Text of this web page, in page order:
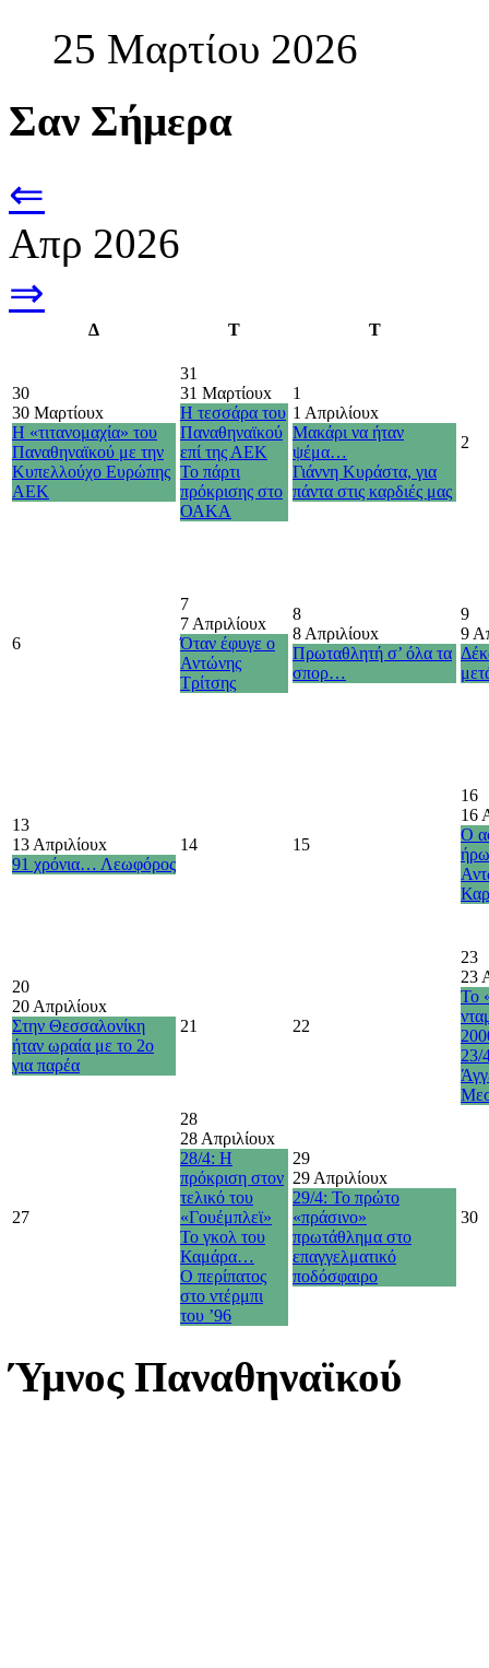
25 Μαρτίου 2026
Σαν Σήμερα
⇐
Απρ 2026
⇒
Δ Τ Τ
30
30 Μαρτίουx
Η «τιτανομαχία» του
Παναθηναϊκού με την
Κυπελλούχο Ευρώπης
ΑΕΚ
31
31 Μαρτίουx
Η τεσσάρα του
Παναθηναϊκού
επί της ΑΕΚ
Το πάρτι
πρόκρισης στο
ΟΑΚΑ
1
1 Απριλίουx
Μακάρι να ήταν
ψέμα…
Γιάννη Κυράστα, για
πάντα στις καρδιές μας
2
6
7
7 Απριλίουx
Όταν έφυγε ο
Αντώνης
Τρίτσης
8
8 Απριλίουx
Πρωταθλητή σ’ όλα τα
σπορ…
9
9
13
13 Απριλίουx
91 χρόνια… Λεωφόρος
14 15
16
16
Ο
20
20 Απριλίουx
Στην Θεσσαλονίκη
ήταν ωραία με το 2ο
για παρέα
21 22
23
23
Το
23/
27
28
28 Απριλίουx
28/4: Η
πρόκριση στον
τελικό του
«Γουέμπλεϊ»
Το γκολ του
Καμάρα…
O περίπατος
στο ντέρμπι
του ’96
29
29 Απριλίουx
29/4: Το πρώτο
«πράσινο»
πρωτάθλημα στο
επαγγελματικό
ποδόσφαιρο
30
Ύμνος Παναθηναϊκού